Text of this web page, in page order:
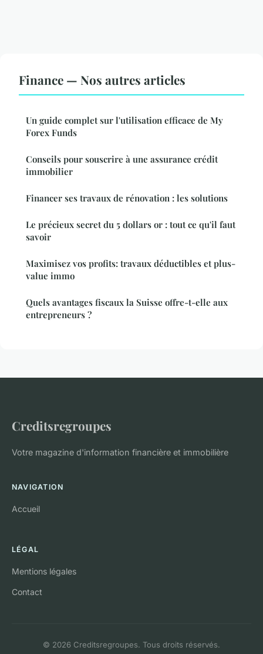
Finance — Nos autres articles
Un guide complet sur l'utilisation efficace de My
Forex Funds
Conseils pour souscrire à une assurance crédit
immobilier
Financer ses travaux de rénovation : les solutions
Le précieux secret du 5 dollars or : tout ce qu'il faut
savoir
Maximisez vos profits: travaux déductibles et plus-
value immo
Quels avantages fiscaux la Suisse offre-t-elle aux
entrepreneurs ?
Creditsregroupes
Votre magazine d'information financière et immobilière
NAVIGATION
Accueil
LÉGAL
Mentions légales
Contact
© 2026 Creditsregroupes. Tous droits réservés.